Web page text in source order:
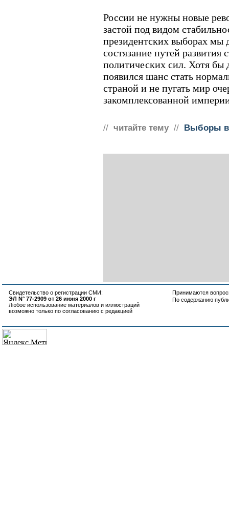
России не нужны новые
застой под видом
президентских выборах мы
состязание путей развития
политических сил. Хотя бы
появился шанс стать
страной и не пугать мир
закомплексованной
// читайте тему // Выборы в
Свидетельство о регистрации СМИ:
ЭЛ N° 77-2909 от 26 июня 2000 г
Любое использование материалов и иллюстраций
возможно только по согласованию с редакцией
Принимаются
По содержанию